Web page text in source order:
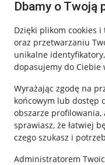
Dbamy o Twoją
Dzięki plikom cookies
oraz przetwarzaniu
unikalne
dopasujemy do Ciebie
Wyrażając zgodę na
końcowym lub dostęp
obszarze profilowania,
sprawiasz, że łatwiej
czego szukasz i
Administratorem
Przydatne